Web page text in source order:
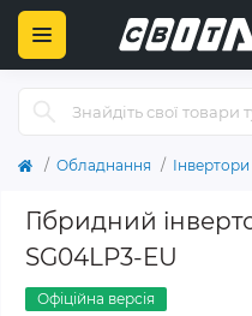
Обладнання Інвертори
Гібридний
SG04LP3-EU
Офіційна версія